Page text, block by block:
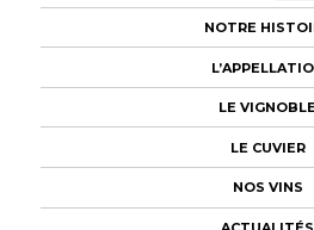
NOTRE
LE
LE CUVIER
NOS VINS